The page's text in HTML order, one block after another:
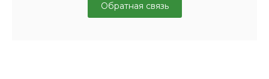
Обратная связь